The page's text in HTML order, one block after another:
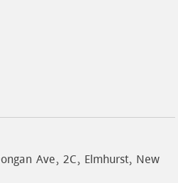
Ave, 2C, Elmhurst, New